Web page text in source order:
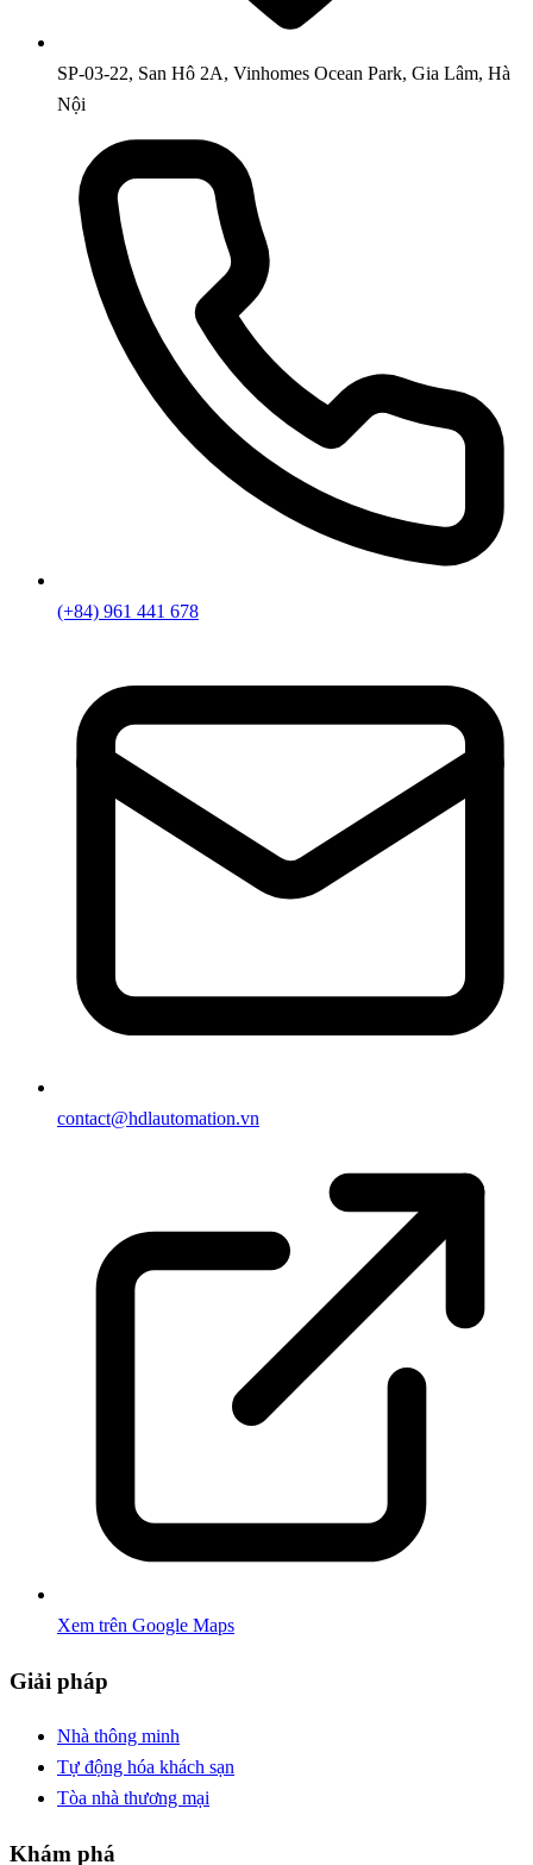
SP-03-22, San Hô 2A, Vinhomes Ocean Park, Gia Lâm, Hà
Nội
(+84) 961 441 678
contact@hdlautomation.vn
Xem trên Google Maps
Giải pháp
Nhà thông minh
Tự động hóa khách sạn
Tòa nhà thương mại
Khám phá